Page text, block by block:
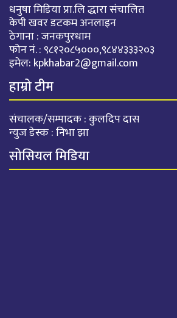
धनुषा मिडिया प्रा.लि द्धारा संचालित
केपी खवर डटकम अनलाइन
ठेगाना : जनकपुरधाम
फोन नं. : ९८१२०८५०००,९८४४३३३२०३
इमेल: kpkhabar2@gmail.com
हाम्रो टीम
संचालक/सम्पादक : कुलदिप दास
न्युज डेस्क : निभा झा
सोसियल मिडिया